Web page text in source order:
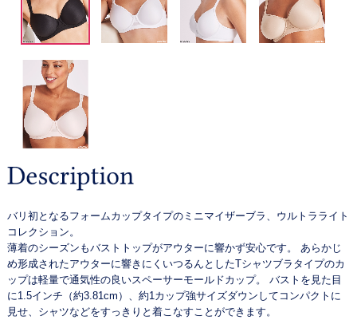
バリ初となるフォームカップタイプのミニマイザーブラ、ウルトラライト
コレクション。
薄着のシーズンもバストトップがアウターに響かず安心です。 あらかじ
め形成されたアウターに響きにくいつるんとしたTシャツブラタイプのカ
ップは軽量で通気性の良いスペーサーモールドカップ。 バストを見た目
に1.5インチ（約3.81cm）、約1カップ強サイズダウンしてコンパクトに
見せ、シャツなどをすっきりと着こなすことができます。